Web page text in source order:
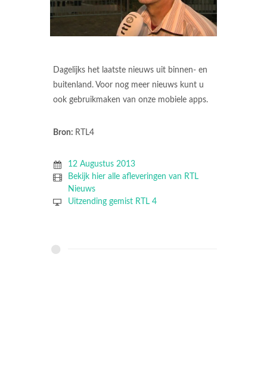
Dagelijks het laatste nieuws uit binnen- en
buitenland. Voor nog meer nieuws kunt u
ook gebruikmaken van onze mobiele apps.
Bron: RTL4
12 Augustus 2013
Bekijk hier alle afleveringen van RTL
Nieuws
Uitzending gemist RTL 4